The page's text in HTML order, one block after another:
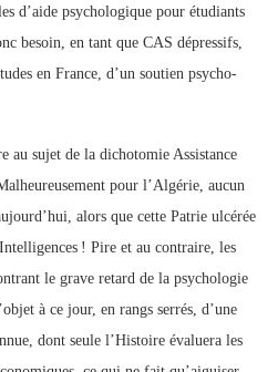
d’aide psychologique pour étudiants
besoin, en tant que CAS dépressifs,
en France, d’un soutien psycho-
au sujet de la dichotomie Assistance
pour l’Algérie, aucun
alors que cette Patrie ulcérée
! Pire et au contraire, les
le grave retard de la psychologie
à ce jour, en rangs serrés, d’une
dont seule l’Histoire évaluera les